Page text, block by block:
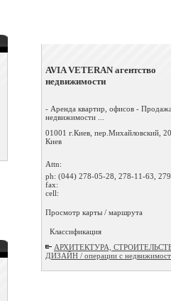
AVIA VETERAN агентство
недвижимости
- Аренда квартир, офисов -
недвижимости ...
01001 г.Киев, пер.Михайловский,
Киев
Attn:
ph: (044) 278-05-28, 278-11-63,
fax:
cell:
Просмотр карты / маршрута
Классификация
АРХИТЕКТУРА,
ДИЗАЙН / операции с